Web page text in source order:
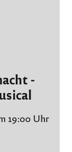
-
19:00 Uhr